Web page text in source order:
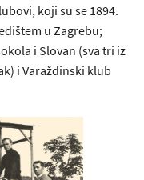
koji su se 1894.
u Zagrebu;
i Slovan (sva tri iz
i Varaždinski klub